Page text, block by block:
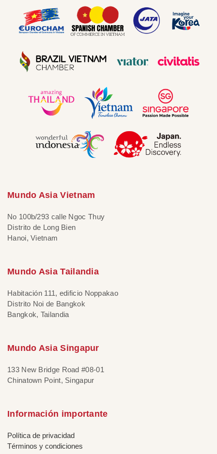
Mundo Asia Vietnam
No 100b/293 calle Ngoc Thuy
Distrito de Long Bien
Hanoi, Vietnam
Mundo Asia Tailandia
Habitación 111, edificio Noppakao
Distrito Noi de Bangkok
Bangkok, Tailandia
Mundo Asia Singapur
133 New Bridge Road #08-01
Chinatown Point, Singapur
Información importante
Política de privacidad
Términos y condiciones